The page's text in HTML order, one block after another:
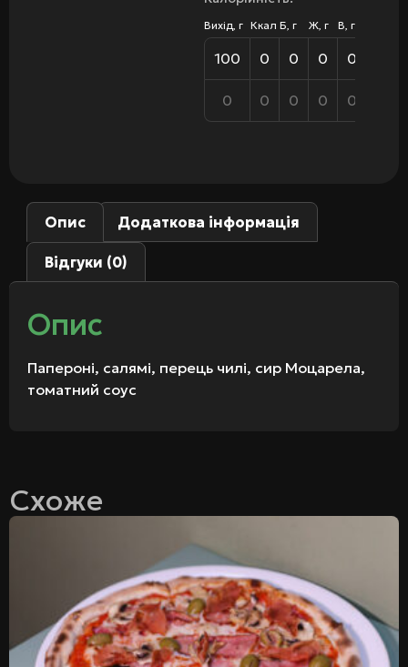
Вихід, г Ккал Б, г Ж, г В, г
100 0 0 0 0
0 0 0 0 0
Опис Додаткова інформація
Відгуки (0)
Опис
Папероні, салямі, перець чилі, сир Моцарела,
томатний соус
Схоже